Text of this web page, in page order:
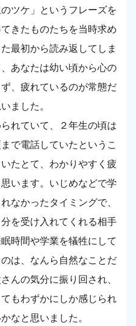
ツケ」というフレーズを
きたものたちを当時求め
最初から読み返してしま
あなたは幼い頃から心の
、疲れているのが常態だ
ました。
れていて、２年生の頃は
で電話していたというこ
たとて、わかりやすく疲
います。いじめなどで学
なかったタイミングで、
を受け入れてくれる相手
時間や学業を犠牲にして
は、なんら自然なことだ
んの気分に振り回され、
もわずかにしか感じられ
なと思いました。